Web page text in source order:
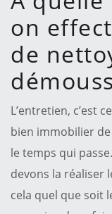
on
de
L’entretien, c’est
bien immobilier
le temps qui
devons la réaliser
cela quel que soit